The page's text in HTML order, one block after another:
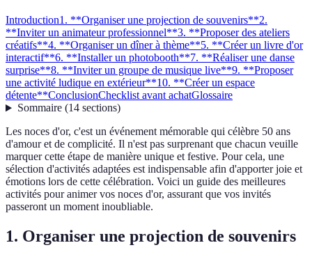
Introduction1. **Organiser une projection de souvenirs**2.
**Inviter un animateur professionnel**3. **Proposer des ateliers
créatifs**4. **Organiser un dîner à thème**5. **Créer un livre d'or
interactif**6. **Installer un photobooth**7. **Réaliser une danse
surprise**8. **Inviter un groupe de musique live**9. **Proposer
une activité ludique en extérieur**10. **Créer un espace
détente**ConclusionChecklist avant achatGlossaire
Sommaire(14 sections)
Les noces d'or, c'est un événement mémorable qui célèbre 50 ans
d'amour et de complicité. Il n'est pas surprenant que chacun veuille
marquer cette étape de manière unique et festive. Pour cela, une
sélection d'activités adaptées est indispensable afin d'apporter joie et
émotions lors de cette célébration. Voici un guide des meilleures
activités pour animer vos noces d'or, assurant que vos invités
passeront un moment inoubliable.
1. Organiser une projection de souvenirs